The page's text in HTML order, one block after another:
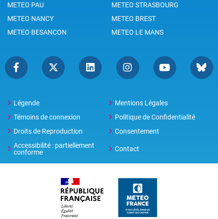
METEO PAU
METEO STRASBOURG
METEO NANCY
METEO BREST
METEO BESANCON
METEO LE MANS
Légende
Mentions Légales
Témoins de connexion
Politique de Confidentialité
Droits de Reproduction
Consentement
Accessibilité : partiellement
conforme
Contact